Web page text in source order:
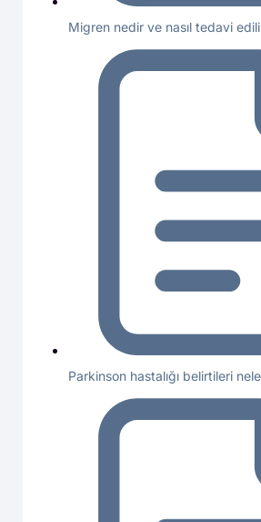
Migren nedir ve nasıl tedavi
Parkinson hastalığı belirtileri